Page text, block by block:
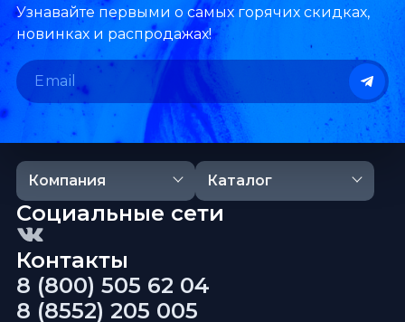
Узнавайте первыми о самых горячих скидках,
новинках и распродажах!
Компания Каталог
Контакты
8 (800) 505 62 04
8 (8552) 205 005
Социальные сети